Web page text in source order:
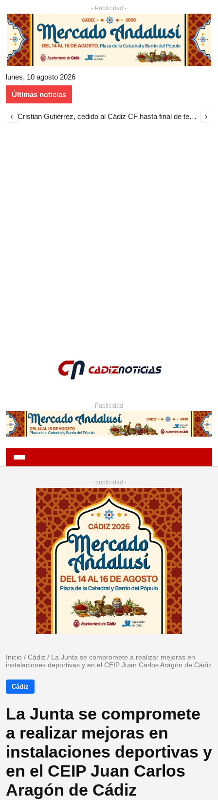
- Publicidad -
lunes, 10 agosto 2026
Últimas noticias
‹ Cristian Gutiérrez, cedido al Cádiz CF hasta final de temporada ›
- Publicidad -
- publicidad -
Inicio / Cádiz / La Junta se compromete a realizar mejoras en
instalaciones deportivas y en el CEIP Juan Carlos Aragón de Cádiz
Cádiz
La Junta se compromete
a realizar mejoras en
instalaciones deportivas y
en el CEIP Juan Carlos
Aragón de Cádiz